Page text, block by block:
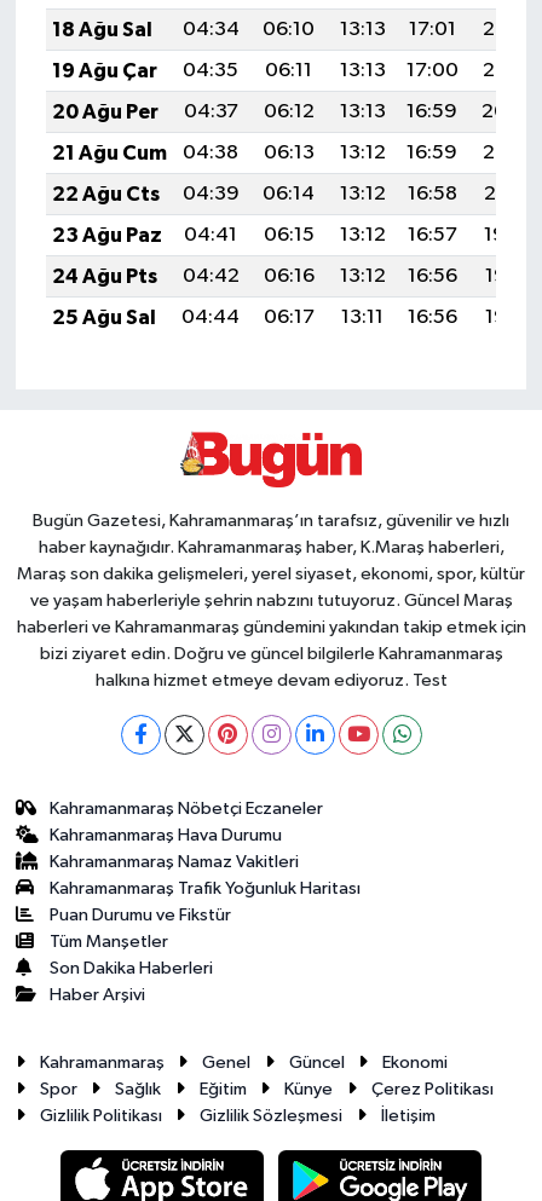
18 Ağu Sal
04:34 06:10 13:13 17:01
20:07
19 Ağu Çar
04:35 06:11 13:13 17:00
20:05
20 Ağu Per
04:37 06:12 13:13 16:59
20:04
21 Ağu Cum
04:38 06:13 13:12 16:59
20:02
22 Ağu Cts
04:39 06:14 13:12 16:58
20:01
23 Ağu Paz
04:41 06:15 13:12 16:57
19:59
24 Ağu Pts
04:42 06:16 13:12 16:56
19:58
25 Ağu Sal
04:44 06:17 13:11 16:56 19:56
Bugün Gazetesi, Kahramanmaraş’ın tarafsız, güvenilir ve hızlı
haber kaynağıdır. Kahramanmaraş haber, K.Maraş haberleri,
Maraş son dakika gelişmeleri, yerel siyaset, ekonomi, spor, kültür
ve yaşam haberleriyle şehrin nabzını tutuyoruz. Güncel Maraş
haberleri ve Kahramanmaraş gündemini yakından takip etmek için
bizi ziyaret edin. Doğru ve güncel bilgilerle Kahramanmaraş
halkına hizmet etmeye devam ediyoruz. Test
Kahramanmaraş Nöbetçi Eczaneler
Kahramanmaraş Hava Durumu
Kahramanmaraş Namaz Vakitleri
Kahramanmaraş Trafik Yoğunluk Haritası
Puan Durumu ve Fikstür
Tüm Manşetler
Son Dakika Haberleri
Haber Arşivi
Kahramanmaraş Genel Güncel
Ekonomi
Spor
Sağlık Eğitim Künye
Çerez Politikası
Gizlilik Politikası
Gizlilik Sözleşmesi İletişim